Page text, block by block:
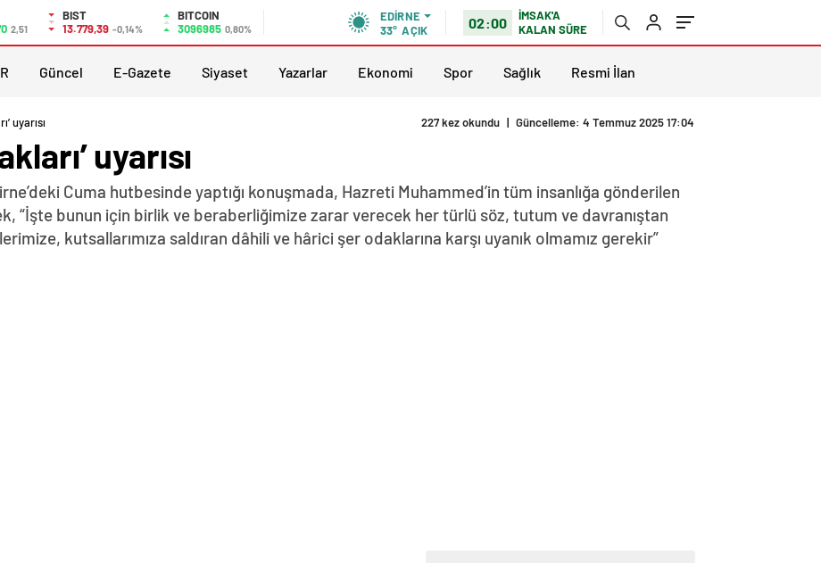
2,51
BIST
13.779,39 -0,14%
BITCOIN
3096985 0,80%
EDIRNE
33° AÇIK 02:00
İMSAK'A
KALAN SÜRE
Güncel E-Gazete Siyaset Yazarlar Ekonomi Spor Sağlık Resmi İlan
uyarısı 227 kez okundu | Güncelleme: 4 Temmuz 2025 17:04
uyarısı
Cuma hutbesinde yaptığı konuşmada, Hazreti Muhammed’in tüm insanlığa gönderilen
“İşte bunun için birlik ve beraberliğimize zarar verecek her türlü söz, tutum ve davranıştan
kutsallarımıza saldıran dâhili ve hârici şer odaklarına karşı uyanık olmamız gerekir”